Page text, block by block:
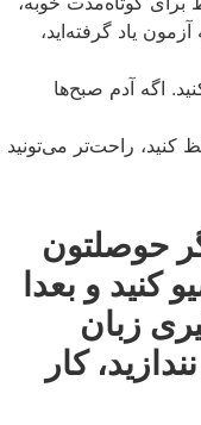
یاد گرفته‌اید،
اگه آدم صبح‌ها
کنید، راحت‌تر می‌تونید
حوصلتون
و بعدا
زبان
کار